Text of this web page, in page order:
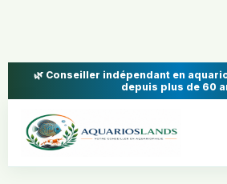
🌿 Conseiller indépendant en
depuis plus de 60